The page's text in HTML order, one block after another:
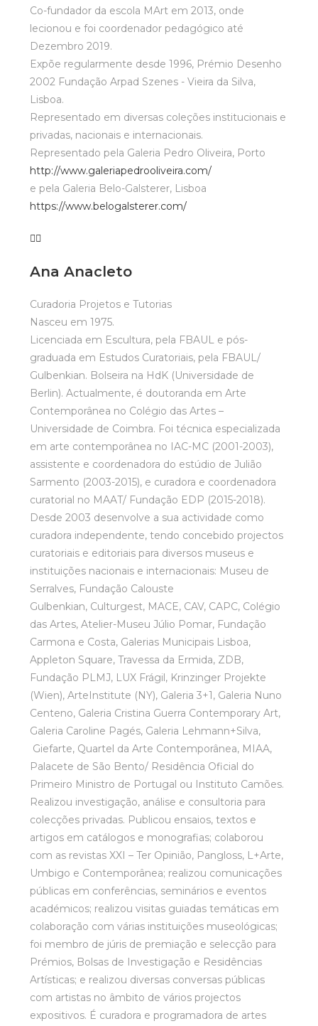
Co-fundador da escola MArt em 2013, onde
lecionou e foi coordenador pedagógico até
Dezembro 2019.
Expõe regularmente desde 1996, Prémio Desenho
2002 Fundação Arpad Szenes - Vieira da Silva,
Lisboa.
Representado em diversas coleções institucionais e
privadas, nacionais e internacionais.
Representado pela Galeria Pedro Oliveira, Porto
http://www.galeriapedrooliveira.com/
e pela Galeria Belo-Galsterer, Lisboa
https://www.belogalsterer.com/
Ana Anacleto
Curadoria Projetos e Tutorias
Nasceu em 1975.
Licenciada em Escultura, pela FBAUL e pós-
graduada em Estudos Curatoriais, pela FBAUL/
Gulbenkian. Bolseira na HdK (Universidade de
Berlin). Actualmente, é doutoranda em Arte
Contemporânea no Colégio das Artes –
Universidade de Coimbra. Foi técnica especializada
em arte contemporânea no IAC-MC (2001-2003),
assistente e coordenadora do estúdio de Julião
Sarmento (2003-2015), e curadora e coordenadora
curatorial no MAAT/ Fundação EDP (2015-2018).
Desde 2003 desenvolve a sua actividade como
curadora independente, tendo concebido projectos
curatoriais e editoriais para diversos museus e
instituições nacionais e internacionais: Museu de
Serralves, Fundação Calouste
Gulbenkian, Culturgest, MACE, CAV, CAPC, Colégio
das Artes, Atelier-Museu Júlio Pomar, Fundação
Carmona e Costa, Galerias Municipais Lisboa,
Appleton Square, Travessa da Ermida, ZDB,
Fundação PLMJ, LUX Frágil, Krinzinger Projekte
(Wien), ArteInstitute (NY), Galeria 3+1, Galeria Nuno
Centeno, Galeria Cristina Guerra Contemporary Art,
Galeria Caroline Pagés, Galeria Lehmann+Silva,
Giefarte, Quartel da Arte Contemporânea, MIAA,
Palacete de São Bento/ Residência Oficial do
Primeiro Ministro de Portugal ou Instituto Camões.
Realizou investigação, análise e consultoria para
colecções privadas. Publicou ensaios, textos e
artigos em catálogos e monografias; colaborou
com as revistas XXI – Ter Opinião, Pangloss, L+Arte,
Umbigo e Contemporânea; realizou comunicações
públicas em conferências, seminários e eventos
académicos; realizou visitas guiadas temáticas em
colaboração com várias instituições museológicas;
foi membro de júris de premiação e selecção para
Prémios, Bolsas de Investigação e Residências
Artísticas; e realizou diversas conversas públicas
com artistas no âmbito de vários projectos
expositivos. É curadora e programadora de artes